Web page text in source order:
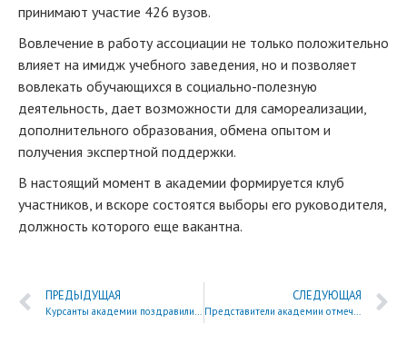
принимают участие 426 вузов.
Вовлечение в работу ассоциации не только положительно
влияет на имидж учебного заведения, но и позволяет
вовлекать обучающихся в социально-полезную
деятельность, дает возможности для самореализации,
дополнительного образования, обмена опытом и
получения экспертной поддержки.
В настоящий момент в академии формируется клуб
участников, и вскоре состоятся выборы его руководителя,
должность которого еще вакантна.
ПРЕДЫДУЩАЯ
Курсанты академии поздравили женщин с 8 марта!
СЛЕДУЮЩАЯ
Представители академии отмечены наградами за победу в интеллектуальном двоеборье «Иннобаттл»